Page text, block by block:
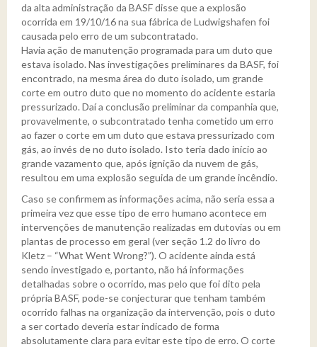
Galeria de Imagens
Congresso 2017 - 1º Dia
Congresso 2017 - 2º Dia
Congresso 2017 - 3º Dia
da alta administração da BASF disse que a explosão
ocorrida em 19/10/16 na sua fábrica de Ludwigshafen foi
causada pelo erro de um subcontratado.
Havia ação de manutenção programada para um duto que
estava isolado. Nas investigações preliminares da BASF, foi
encontrado, na mesma área do duto isolado, um grande
corte em outro duto que no momento do acidente estaria
pressurizado. Daí a conclusão preliminar da companhia que,
provavelmente, o subcontratado tenha cometido um erro
ao fazer o corte em um duto que estava pressurizado com
gás, ao invés de no duto isolado. Isto teria dado início ao
grande vazamento que, após ignição da nuvem de gás,
resultou em uma explosão seguida de um grande incêndio.
Caso se confirmem as informações acima, não seria essa a
primeira vez que esse tipo de erro humano acontece em
intervenções de manutenção realizadas em dutovias ou em
plantas de processo em geral (ver seção 1.2 do livro do
Kletz – “What Went Wrong?”). O acidente ainda está
sendo investigado e, portanto, não há informações
detalhadas sobre o ocorrido, mas pelo que foi dito pela
própria BASF, pode-se conjecturar que tenham também
ocorrido falhas na organização da intervenção, pois o duto
a ser cortado deveria estar indicado de forma
absolutamente clara para evitar este tipo de erro. O corte